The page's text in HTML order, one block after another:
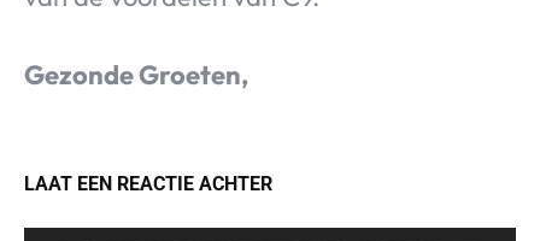
Gezonde Groeten,
LAAT EEN REACTIE ACHTER